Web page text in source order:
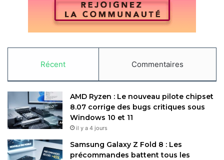
Récent Commentaires
AMD Ryzen : Le nouveau pilote chipset
8.07 corrige des bugs critiques sous
Windows 10 et 11
il y a 4 jours
Samsung Galaxy Z Fold 8 : Les
précommandes battent tous les